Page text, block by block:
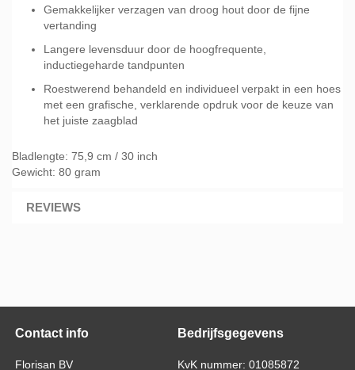
Gemakkelijker verzagen van droog hout door de fijne
vertanding
Langere levensduur door de hoogfrequente,
inductiegeharde tandpunten
Roestwerend behandeld en individueel verpakt in een hoes
met een grafische, verklarende opdruk voor de keuze van
het juiste zaagblad
Bladlengte: 75,9 cm / 30 inch
Gewicht: 80 gram
REVIEWS
Contact info
Florisan BV
Bedrijfsgegevens
KvK nummer: 01085872